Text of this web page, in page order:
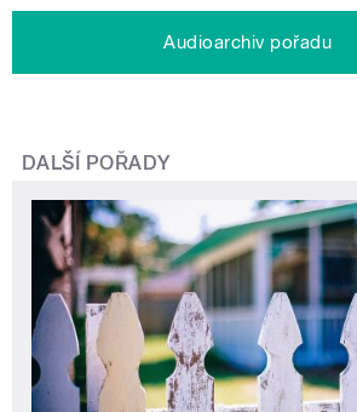
Audioarchiv pořadu
DALŠÍ POŘADY